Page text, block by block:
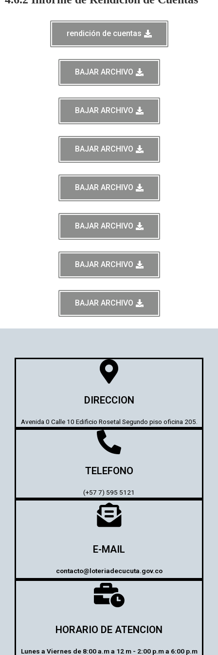
rendición de cuentas
BAJAR ARCHIVO
BAJAR ARCHIVO
BAJAR ARCHIVO
BAJAR ARCHIVO
BAJAR ARCHIVO
BAJAR ARCHIVO
BAJAR ARCHIVO
DIRECCION
Avenida 0 Calle 10 Edificio Rosetal Segundo piso oficina 205.
TELEFONO
(+57 7) 595 5121
E-MAIL
contacto@loteriadecucuta.gov.co
HORARIO DE ATENCION
Lunes a Viernes de 8:00 a.m a 12 m - 2:00 p.m a 6:00 p.m